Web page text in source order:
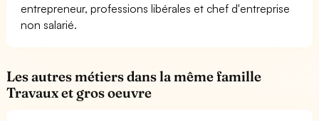
entrepreneur, professions libérales et chef d'entreprise
non salarié.
Les autres métiers dans la même famille
Travaux et gros oeuvre